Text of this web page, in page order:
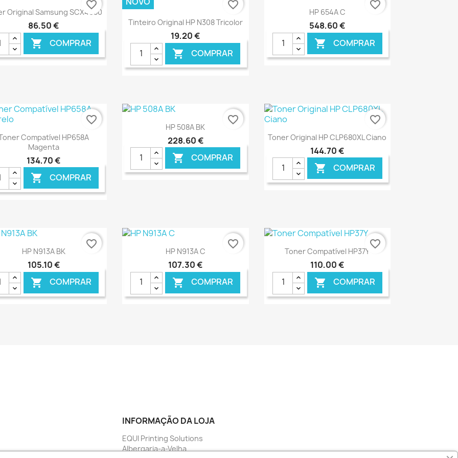
Ver+
Original Samsung SCX4650
86,50 €
 COMPRAR
€ ONLINE
favorite_border
Ver+
Tinteiro Original HP N308 Tricolor
19,20 €
 COMPRAR
favorite_border Ver+
HP 654A C
548,60 €
 COMPRAR
€ ONLINE
favorite_border
Ver+
Compatível HP658A
Magenta
134,70 €
 COMPRAR
favorite_border Ver+
HP 508A BK
228,60 €
 COMPRAR
favorite_border
Ver+
Toner Original HP CLP680XL Ciano
144,70 €
 COMPRAR
favorite_border
Ver+
HP N913A BK
105,10 €
 COMPRAR
favorite_border Ver+
HP N913A C
107,30 €
 COMPRAR
favorite_border Ver+
Toner Compatível HP37Y
110,00 €
 COMPRAR
favorite_border
INFORMAÇÃO DA LOJA
EQUI Printing Solutions
Albergaria-a-Velha